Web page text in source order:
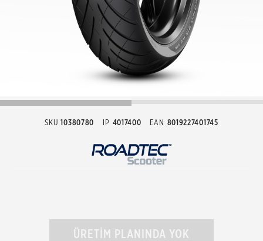
SKU 10380780 IP 4017400 EAN 8019227401745
ÜRETİM PLANINDA YOK